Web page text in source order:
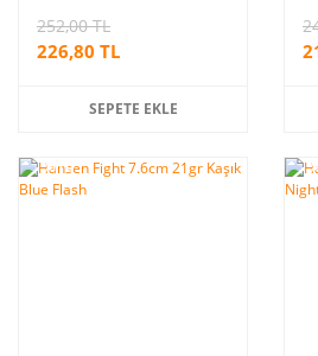
226,80 TL
252,00 TL
SEPETE EKLE
%10